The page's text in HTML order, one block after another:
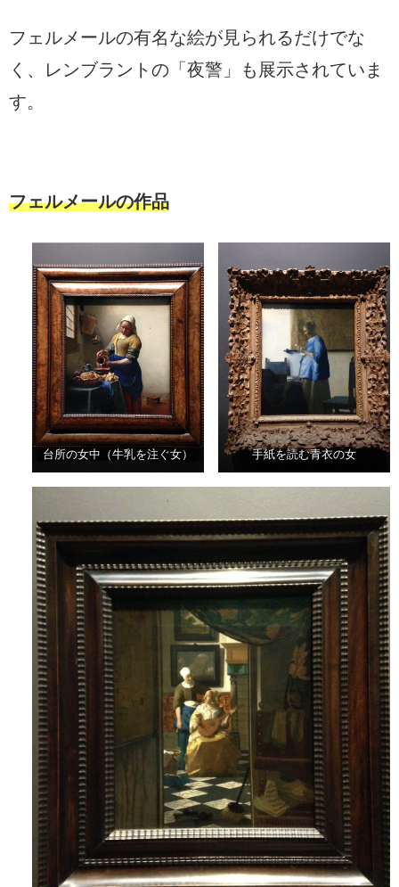
フェルメールの有名な絵が見られるだけでな
く、レンブラントの「夜警」も展示されていま
す。
フェルメールの作品
台所の女中（牛乳を注ぐ女） 手紙を読む青衣の女